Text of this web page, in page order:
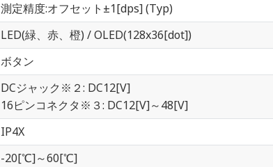
測定精度:オフセット±1[dps] (Typ)
LED(緑、赤、橙) / OLED(128x36[dot])
ボタン
DCジャック※２: DC12[V]
16ピンコネクタ※３: DC12[V]～48[V]
IP4X
-20[℃]～60[℃]